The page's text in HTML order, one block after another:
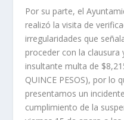
Por su parte, el
realizó la visita de
irregularidades que
proceder con la
insultante multa de
QUINCE PESOS), por lo
presentamos un
cumplimiento de la